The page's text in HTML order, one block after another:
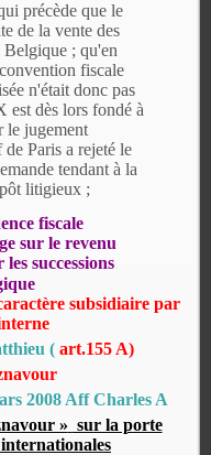
précède que le
de la vente des
; qu'en
fiscale
n'était donc pas
est dès lors fondé à
le jugement
Paris a rejeté le
tendant à la
litigieux ;
fiscale
sur le revenu
successions
subsidiaire par
( art.155 A)
2008 Aff Charles A
» sur la porte
internationales